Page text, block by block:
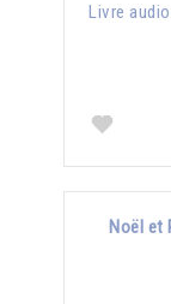
Livre
Noël et